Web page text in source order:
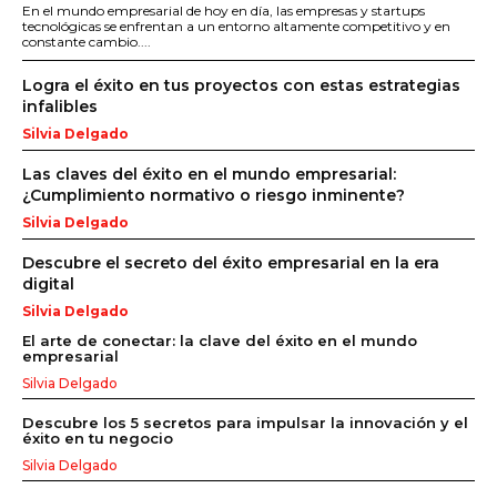
En el mundo empresarial de hoy en día, las empresas y startups
tecnológicas se enfrentan a un entorno altamente competitivo y en
constante cambio....
Logra el éxito en tus proyectos con estas estrategias
infalibles
Silvia Delgado
Las claves del éxito en el mundo empresarial:
¿Cumplimiento normativo o riesgo inminente?
Silvia Delgado
Descubre el secreto del éxito empresarial en la era
digital
Silvia Delgado
El arte de conectar: la clave del éxito en el mundo
empresarial
Silvia Delgado
Descubre los 5 secretos para impulsar la innovación y el
éxito en tu negocio
Silvia Delgado